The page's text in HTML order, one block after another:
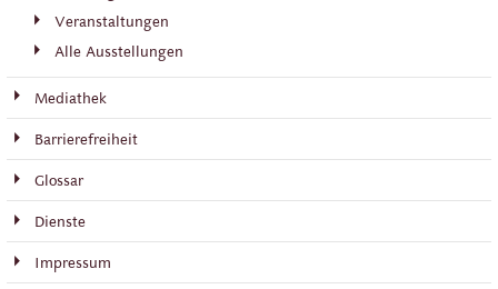
Veranstaltungen
Alle Ausstellungen
Mediathek
Barrierefreiheit
Glossar
Dienste
Impressum